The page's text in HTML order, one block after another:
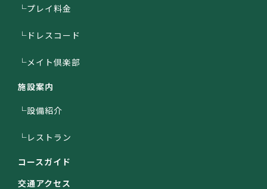
└プレイ料金
└ドレスコード
└メイト倶楽部
施設案内
└設備紹介
└レストラン
コースガイド
交通アクセス